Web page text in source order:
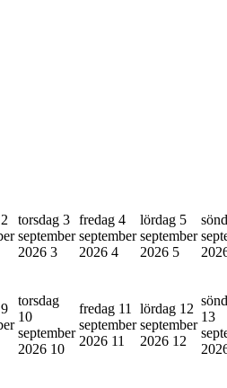
torsdag 3
september
2026 3
fredag 4
september
2026 4
lördag 5
september
2026 5
torsdag
10
september
2026 10
fredag 11
september
2026 11
lördag 12
september
2026 12
13